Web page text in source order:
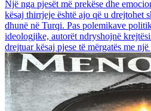
Një nga pjesët më prekëse dhe
kësaj thirrjeje është ajo që u drejtohet
dhunë në Turqi. Pas polemikave
ideologjike, autorët ndryshojnë
drejtuar kësaj pjese të mërgatës me